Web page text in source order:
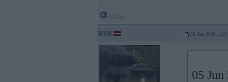
RVR 05. Jun 2026,
05